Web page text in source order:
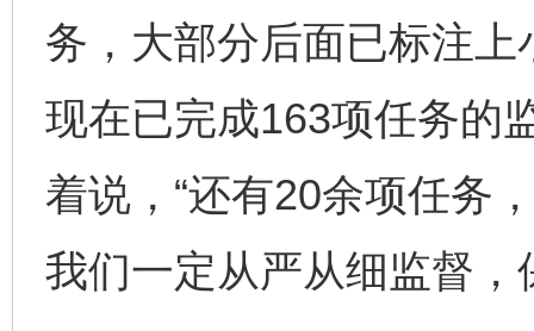
务，大部分后面已标注上
现在已完成163项任务的
着说，“还有20余项任务
我们一定从严从细监督，